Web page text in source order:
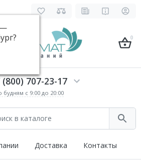
? 0
(800) 707-23-17
будням с 9:00 до 20:00
Доставка Контакты